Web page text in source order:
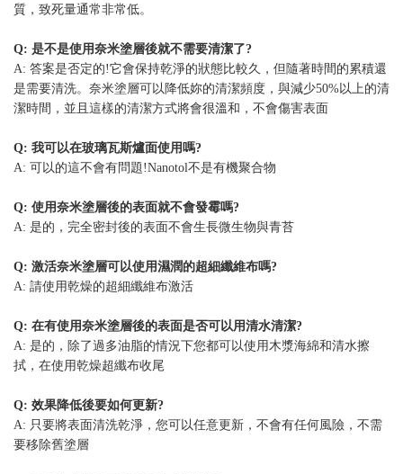
質，致死量通常非常低。
Q: 是不是使用奈米塗層後就不需要清潔了?
A: 答案是否定的!它會保持乾淨的狀態比較久，但隨著時間的累積還
是需要清洗。奈米塗層可以降低妳的清潔頻度，與減少50%以上的清
潔時間，並且這樣的清潔方式將會很溫和，不會傷害表面
Q: 我可以在玻璃瓦斯爐面使用嗎?
A: 可以的這不會有問題!Nanotol不是有機聚合物
Q: 使用奈米塗層後的表面就不會發霉嗎?
A: 是的，完全密封後的表面不會生長微生物與青苔
Q: 激活奈米塗層可以使用濕潤的超細纖維布嗎?
A: 請使用乾燥的超細纖維布激活
Q: 在有使用奈米塗層後的表面是否可以用清水清潔?
A: 是的，除了過多油脂的情況下您都可以使用木漿海綿和清水擦
拭，在使用乾燥超纖布收尾
Q: 效果降低後要如何更新?
A: 只要將表面清洗乾淨，您可以任意更新，不會有任何風險，不需
要移除舊塗層